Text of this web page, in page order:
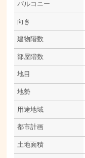
バルコニー
向き
建物階数
部屋階数
地目
地勢
用途地域
都市計画
土地面積